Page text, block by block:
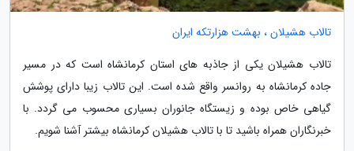
تالاب هشیلان ، بهشت هزارتکه ایران
تالاب هشیلان یکی از جاذبه های استان کرمانشاه است که در مسیر
جاده کرمانشاه به روانسر واقع شده است. این تالاب زیبا دارای پوشش
گیاهی خاص بوده و زیستگاه جانوران بسیاری محسوب می گردد. با
خبرنگاران همراه باشید تا با تالاب هشیلان کرمانشاه بیشتر آشنا شویم.